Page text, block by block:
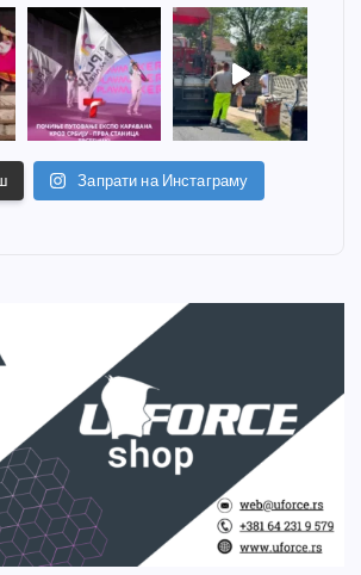
Запрати на Инстаграму